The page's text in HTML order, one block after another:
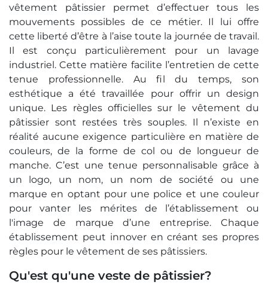
vêtement pâtissier permet d’effectuer tous les
mouvements possibles de ce métier. Il lui offre
cette liberté d’être à l’aise toute la journée de travail.
Il est conçu particulièrement pour un lavage
industriel. Cette matière facilite l’entretien de cette
tenue professionnelle. Au fil du temps, son
esthétique a été travaillée pour offrir un design
unique. Les règles officielles sur le vêtement du
pâtissier sont restées très souples. Il n’existe en
réalité aucune exigence particulière en matière de
couleurs, de la forme de col ou de longueur de
manche. C’est une tenue personnalisable grâce à
un logo, un nom, un nom de société ou une
marque en optant pour une police et une couleur
pour vanter les mérites de l’établissement ou
l'image de marque d’une entreprise. Chaque
établissement peut innover en créant ses propres
règles pour le vêtement de ses pâtissiers.
Qu'est qu'une veste de pâtissier?